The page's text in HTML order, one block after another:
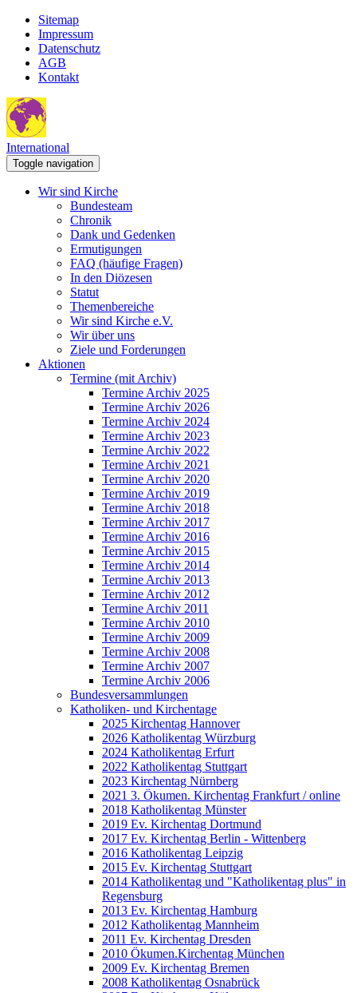
Sitemap
Impressum
Datenschutz
AGB
Kontakt
International
Toggle navigation
Wir sind Kirche
Bundesteam
Chronik
Dank und Gedenken
Ermutigungen
FAQ (häufige Fragen)
In den Diözesen
Statut
Themenbereiche
Wir sind Kirche e.V.
Wir über uns
Ziele und Forderungen
Aktionen
Termine (mit Archiv)
Termine Archiv 2025
Termine Archiv 2026
Termine Archiv 2024
Termine Archiv 2023
Termine Archiv 2022
Termine Archiv 2021
Termine Archiv 2020
Termine Archiv 2019
Termine Archiv 2018
Termine Archiv 2017
Termine Archiv 2016
Termine Archiv 2015
Termine Archiv 2014
Termine Archiv 2013
Termine Archiv 2012
Termine Archiv 2011
Termine Archiv 2010
Termine Archiv 2009
Termine Archiv 2008
Termine Archiv 2007
Termine Archiv 2006
Bundesversammlungen
Katholiken- und Kirchentage
2025 Kirchentag Hannover
2026 Katholikentag Würzburg
2024 Katholikentag Erfurt
2022 Katholikentag Stuttgart
2023 Kirchentag Nürnberg
2021 3. Ökumen. Kirchentag Frankfurt / online
2018 Katholikentag Münster
2019 Ev. Kirchentag Dortmund
2017 Ev. Kirchentag Berlin - Wittenberg
2016 Katholikentag Leipzig
2015 Ev. Kirchentag Stuttgart
2014 Katholikentag und "Katholikentag plus" in
Regensburg
2013 Ev. Kirchentag Hamburg
2012 Katholikentag Mannheim
2011 Ev. Kirchentag Dresden
2010 Ökumen.Kirchentag München
2009 Ev. Kirchentag Bremen
2008 Katholikentag Osnabrück